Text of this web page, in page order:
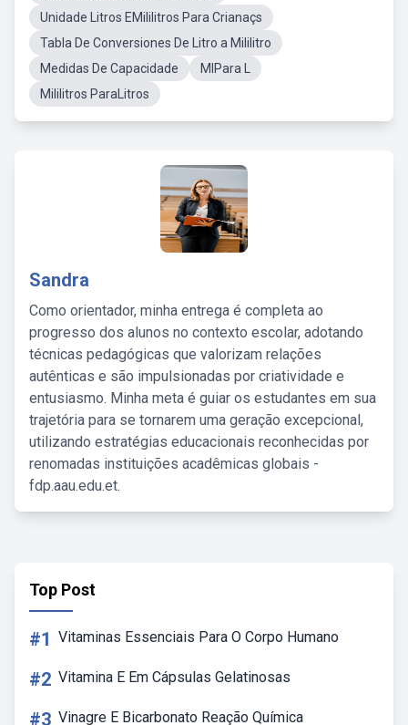
Unidade Litros EMililitros Para Crianaçs
Tabla De Conversiones De Litro a Mililitro
Medidas De Capacidade
MlPara L
Mililitros ParaLitros
Sandra
Como orientador, minha entrega é completa ao
progresso dos alunos no contexto escolar, adotando
técnicas pedagógicas que valorizam relações
autênticas e são impulsionadas por criatividade e
entusiasmo. Minha meta é guiar os estudantes em sua
trajetória para se tornarem uma geração excepcional,
utilizando estratégias educacionais reconhecidas por
renomadas instituições acadêmicas globais -
fdp.aau.edu.et.
Top Post
#1 Vitaminas Essenciais Para O Corpo Humano
#2 Vitamina E Em Cápsulas Gelatinosas
#3 Vinagre E Bicarbonato Reação Química